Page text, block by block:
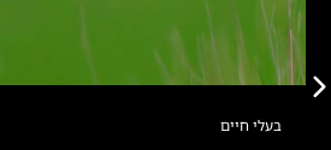
בעלי חיים